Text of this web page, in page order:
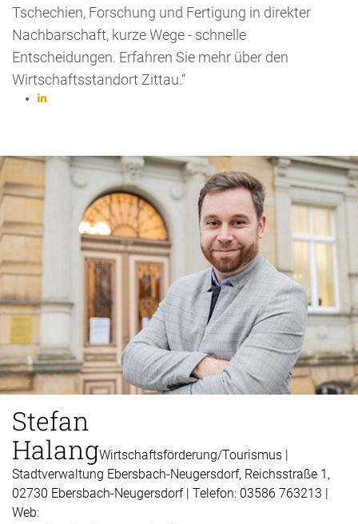
Tschechien, Forschung und Fertigung in direkter
Nachbarschaft, kurze Wege - schnelle
Entscheidungen. Erfahren Sie mehr über den
Wirtschaftsstandort Zittau.“
Stefan
HalangWirtschaftsförderung/Tourismus |
Stadtverwaltung Ebersbach-Neugersdorf, Reichsstraße 1,
02730 Ebersbach-Neugersdorf | Telefon: 03586 763213 |
Web: